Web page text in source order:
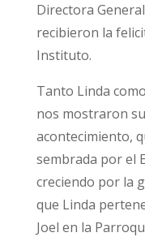
Directora
recibieron la
Instituto.
Tanto Linda
nos mostraron
acontecimiento,
sembrada por el
creciendo por la
que Linda
Joel en la